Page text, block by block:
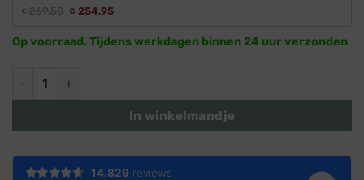
€ 269,50 Oorspronkelijke
was:
€ 269,50.
€ 254,95Huidige
is:
Op voorraad. Tijdens werkdagen binnen 24 uur verzonden
Boomverlichting voordeelset · Bomen van 4 tot 6 meter
In winkelmandje